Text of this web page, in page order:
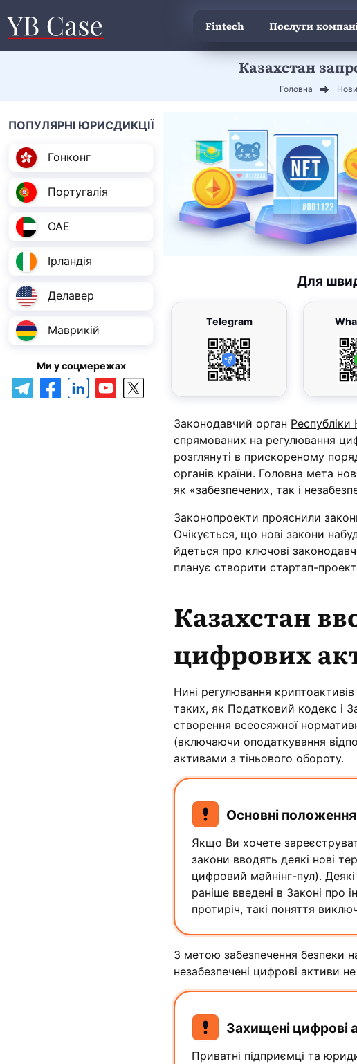
Fintech Послуги
Казахстан
Головна
ПОПУЛЯРНІ ЮРИСДИКЦІЇ
Гонконг
Португалія
ОАЕ
Ірландія
Делавер
Маврикій
Ми у соцмережах
Для
Telegram
Законодавчий орган Республіки
спрямованих на регулювання
розглянуті в прискореному
органів країни. Головна мета
як «забезпечених, так і
Законопроекти прояснили
Очікується, що нові закони
йдеться про ключові
планує створити стартап-
Казахстан
цифрових
Нині регулювання
таких, як Податковий кодекс і
створення всеосяжної
(включаючи оподаткування
активами з тіньового обороту.
Основні
Якщо Ви хочете
закони вводять деякі нові
цифровий майнінг-пул).
раніше введені в Законі про
протиріч, такі поняття
З метою забезпечення безпеки
незабезпечені цифрові активи
Захищені цифрові
Приватні підприємці та